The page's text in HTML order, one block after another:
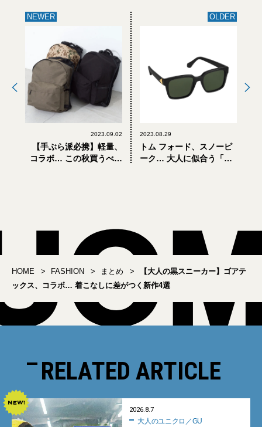
NEWER
2023.09.02
【手ぶら派必携】軽量、
コラボ… この秋買うべき
OLDER
2023.08.29
トム フォード、スノーピ
ーク… 大人に似合う「サ
HOME FASHION まとめ
【大人の黒スニーカー】ゴアテ
ックス、コラボ… 着こなしに差がつく新作4選
RELATED ARTICLE
2026.8.7
大人のユニクロ／GU